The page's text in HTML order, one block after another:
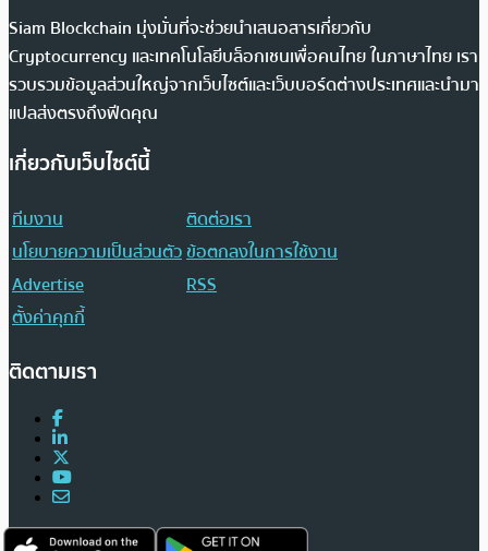
Siam Blockchain มุ่งมั่นที่จะช่วยนำเสนอสารเกี่ยวกับ
Cryptocurrency และเทคโนโลยีบล็อกเชนเพื่อคนไทย ในภาษาไทย เรา
รวบรวมข้อมูลส่วนใหญ่จากเว็บไซต์และเว็บบอร์ดต่างประเทศและนำมา
แปลส่งตรงถึงฟีดคุณ
เกี่ยวกับเว็บไซต์นี้
ทีมงาน
ติดต่อเรา
นโยบายความเป็นส่วนตัวข้อตกลงในการใช้งาน
Advertise
RSS
ตั้งค่าคุกกี้
ติดตามเรา